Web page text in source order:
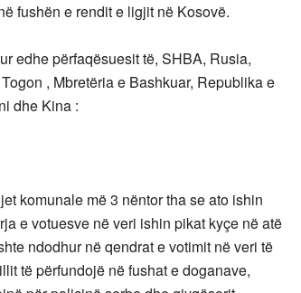
fushën e rendit e ligjit në Kosovë.
edhe përfaqësuesit të, SHBA, Rusia,
, Mbretëria e Bashkuar, Republika e
dhe Kina :
komunale më 3 nëntor tha se ato ishin
e votuesve në veri ishin pikat kyçe në atë
ndodhur në qendrat e votimit në veri të
të përfundojë në fushat e doganave,